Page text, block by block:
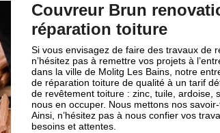
Couvreur Brun
réparation toiture
Si vous envisagez de faire des travaux de
n’hésitez pas à remettre vos projets à
dans la ville de Molitg Les Bains, notre
de réparation toiture de qualité à un tarif
de revêtement toiture : zinc, tuile, ardoise,
nous en occuper. Nous mettons nos
Ainsi, n’hésitez pas à nous confier vos
besoins et attentes.